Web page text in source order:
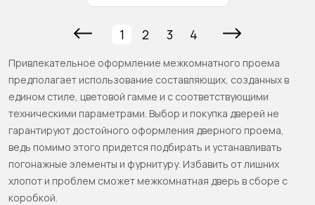
1 2 3 4
Привлекательное оформление межкомнатного проема
предполагает использование составляющих, созданных в
едином стиле, цветовой гамме и с соответствующими
техническими параметрами. Выбор и покупка дверей не
гарантируют достойного оформления дверного проема,
ведь помимо этого придется подбирать и устанавливать
погонажные элементы и фурнитуру. Избавить от лишних
хлопот и проблем сможет межкомнатная дверь в сборе с
коробкой.